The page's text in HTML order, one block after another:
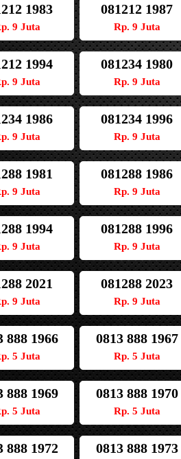
1983
9 Juta
081212 1987
Rp. 9 Juta
1994
9 Juta
081234 1980
Rp. 9 Juta
1986
9 Juta
081234 1996
Rp. 9 Juta
1981
9 Juta
081288 1986
Rp. 9 Juta
1994
9 Juta
081288 1996
Rp. 9 Juta
2021
9 Juta
081288 2023
Rp. 9 Juta
888 1966
5 Juta
0813 888 1967
Rp. 5 Juta
888 1969
5 Juta
0813 888 1970
Rp. 5 Juta
888 1972 0813 888 1973